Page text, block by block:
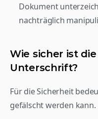
Dokument
nachträglich
Wie sicher ist
Unterschrift?
Für die Sicherheit
gefälscht werden kann.